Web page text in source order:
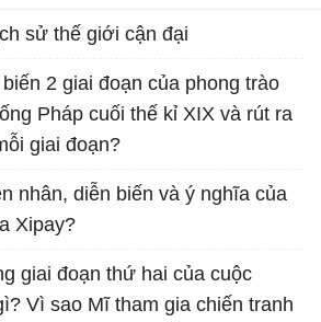
sử thế giới cận đại
2 giai đoạn của phong trào
Pháp cuối thế kỉ XIX và rút ra
giai đoạn?
nhân, diễn biến và ý nghĩa của
Xipay?
giai đoạn thứ hai của cuộc
Vì sao Mĩ tham gia chiến tranh